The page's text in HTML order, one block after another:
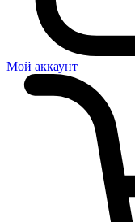
Мой аккаунт